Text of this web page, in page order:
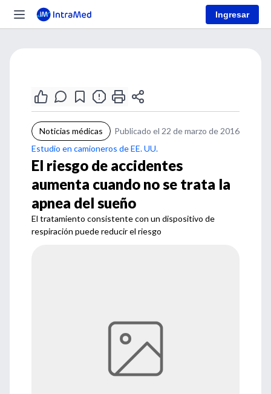
Ingresar
Noticias médicas
Publicado el 22 de marzo de 2016
Estudio en camioneros de EE. UU.
El riesgo de accidentes
aumenta cuando no se trata la
apnea del sueño
El tratamiento consistente con un dispositivo de
respiración puede reducir el riesgo